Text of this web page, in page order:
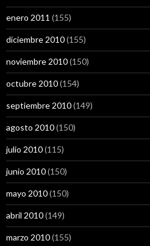
enero 2011 (155)
diciembre 2010(155)
noviembre 2010(150)
octubre 2010(154)
septiembre 2010(149)
agosto 2010(150)
julio 2010(115)
junio 2010(150)
mayo 2010(150)
abril 2010(149)
marzo 2010(155)